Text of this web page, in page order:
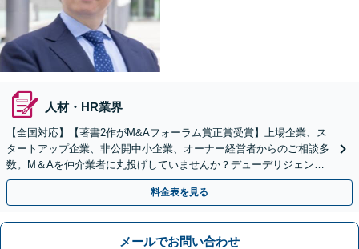
人材・HR業界
【全国対応】【著書2作がM&Aフォーラム賞正賞受賞】上場企業、ス
タートアップ企業、非公開中小企業、オーナー経営者からのご相談多
数。M＆Aを仲介業者に丸投げしていませんか？デューデリジェンス
や契約書作成・交渉はお任せください【初回無料】
料金表を見る
メールでお問い合わせ